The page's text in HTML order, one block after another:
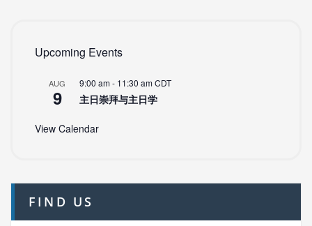
Upcoming Events
AUG
9
9:00 am- 11:30 amCDT
主日崇拜与主日学
View Calendar
FIND US